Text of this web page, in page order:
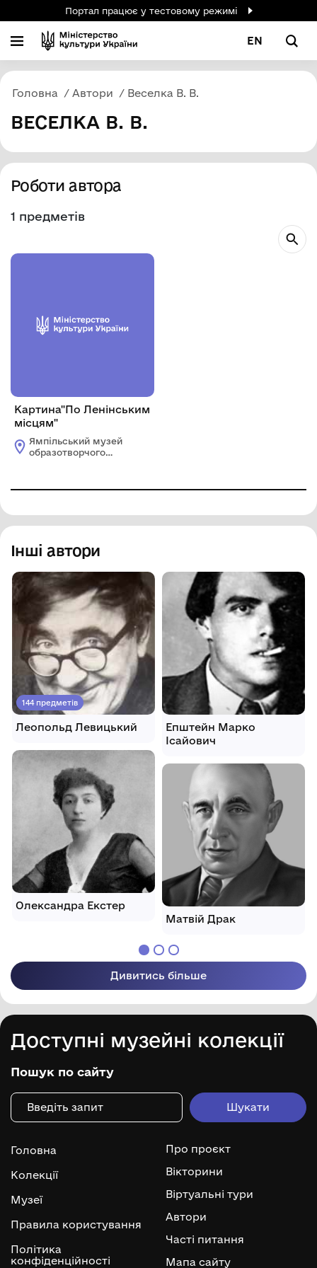
Портал працює у тестовому режимі
EN
Головна Автори Веселка В. В.
ВЕСЕЛКА В. В.
Роботи автора
1 предметів
Картина"По Ленінським
місцям"
Ямпільський музей
образотворчого
Інші автори
144 предметів
Леопольд Левицький
Олександра Екстер
Епштейн Марко
Ісайович
Матвій Драк
Дивитись більше
Доступні музейні колекції
Пошук по сайту
Головна
Колекції
Музеї
Правила користування
Політика
конфіденційності
Про проєкт
Вікторини
Віртуальні тури
Автори
Часті питання
Мапа сайту